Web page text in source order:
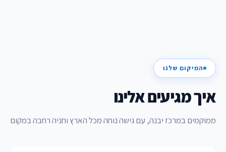
המיקום שלנו
איך מגיעים אלינו
ממוקמים במרכז יבנה, עם גישה נוחה מכל הארץ וחניה רחבה במקום